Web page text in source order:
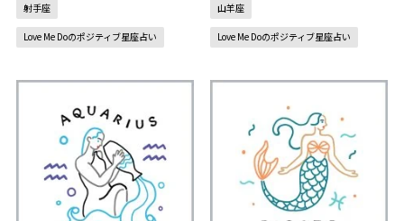
射手座
Love Me Doのポジティブ星座占い
山羊座
Love Me Doのポジティブ星座占い